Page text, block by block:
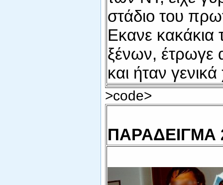
στάδιο του
Εκανε κακάκια
ξένων, έτρωγε
και ήταν
>code>
ΠΑΡΑΔΕΙΓΜΑ